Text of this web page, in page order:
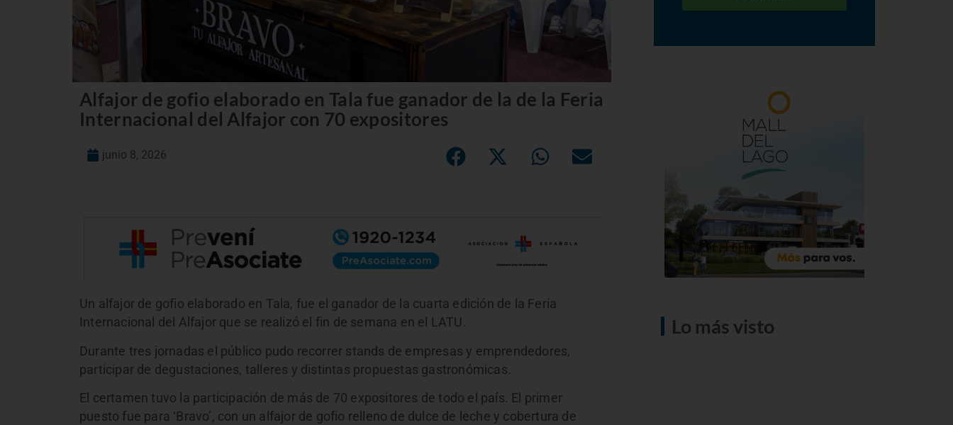
Alfajor de gofio elaborado en Tala fue ganador de la de la Feria
Internacional del Alfajor con 70 expositores
junio 8, 2026
Un alfajor de gofio elaborado en Tala, fue el ganador de la cuarta edición de la Feria
Internacional del Alfajor que se realizó el fin de semana en el LATU.
Durante tres jornadas el público pudo recorrer stands de empresas y emprendedores,
participar de degustaciones, talleres y distintas propuestas gastronómicas.
El certamen tuvo la participación de más de 70 expositores de todo el país. El primer
puesto fue para ‘Bravo’, con un alfajor de gofio relleno de dulce de leche y cobertura de
Lo más visto